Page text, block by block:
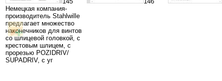
Немецкая компания-
производитель Stahlwille
предлагает множество
наконечников для винтов
со шлицевой головкой, с
крестовым шлицем, с
прорезью POZIDRIV/
SUPADRIV, с уг